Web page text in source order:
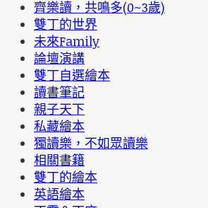
齊樂讀，共鳴多(0~3歲)
雙丁的世界
未來Family
論壇演講
雙丁自選繪本
讀書筆記
親子天下
私藏繪本
獨讀樂，不如眾讀樂
相關書籍
雙丁的繪本
英語繪本